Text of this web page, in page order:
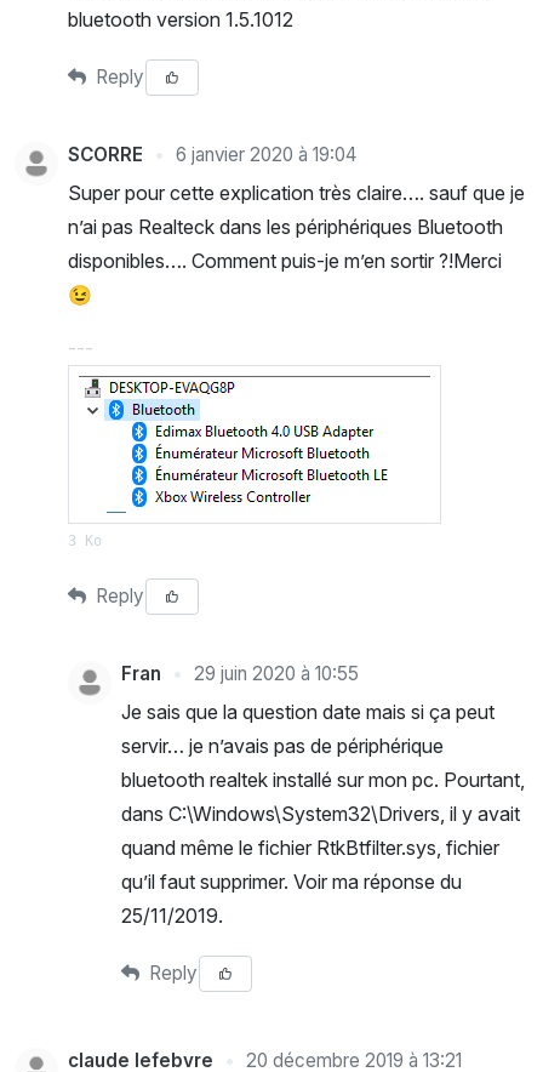
bluetooth version 1.5.1012
Reply
SCORRE 6 janvier 2020 à 19:04
Super pour cette explication très claire…. sauf que je
n’ai pas Realteck dans les périphériques Bluetooth
disponibles…. Comment puis-je m’en sortir ?!Merci
😉
3 Ko
Reply
Fran 29 juin 2020 à 10:55
Je sais que la question date mais si ça peut
servir… je n’avais pas de périphérique
bluetooth realtek installé sur mon pc. Pourtant,
dans C:\Windows\System32\Drivers, il y avait
quand même le fichier RtkBtfilter.sys, fichier
qu’il faut supprimer. Voir ma réponse du
25/11/2019.
Reply
claude lefebvre 20 décembre 2019 à 13:21